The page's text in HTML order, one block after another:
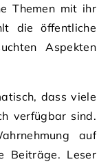
Themen mit ihr
die öffentliche
Aspekten
dass viele
verfügbar sind.
auf
Beiträge. Leser